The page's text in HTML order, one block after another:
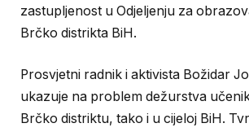
zastupljenost u Odjeljenju za
Brčko distrikta BiH.
Prosvjetni radnik i aktivista Božidar
ukazuje na problem dežurstva
Brčko distriktu, tako i u cijeloj BiH.